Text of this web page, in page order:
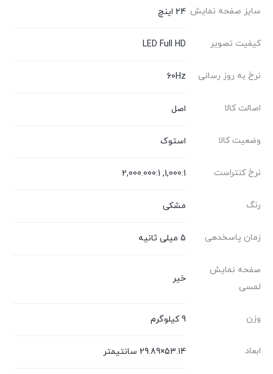
سایز صفحه نمایش 24 اینچ
کیفیت تصویر LED Full HD
نرخ به روز رسانی 60Hz
اصالت کالا اصل
وضعیت کالا استوک
نرخ کنتراست 1,000:1, 2,000.000:1
رنگ مشکی
زمان پاسخدهی 5 میلی ثانیه
صفحه نمایش
لمسی
خیر
وزن 9 کیلوگرم
ابعاد 53.14×29.89 سانتیمتر